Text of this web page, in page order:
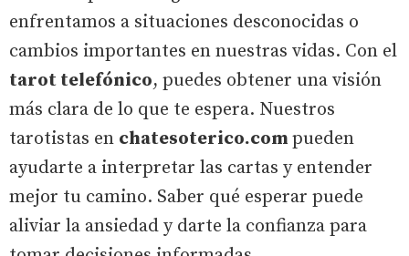
enfrentamos a situaciones desconocidas o
cambios importantes en nuestras vidas. Con el
tarot telefónico, puedes obtener una visión
más clara de lo que te espera. Nuestros
tarotistas en chatesoterico.com pueden
ayudarte a interpretar las cartas y entender
mejor tu camino. Saber qué esperar puede
aliviar la ansiedad y darte la confianza para